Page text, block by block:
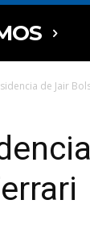
de Jair